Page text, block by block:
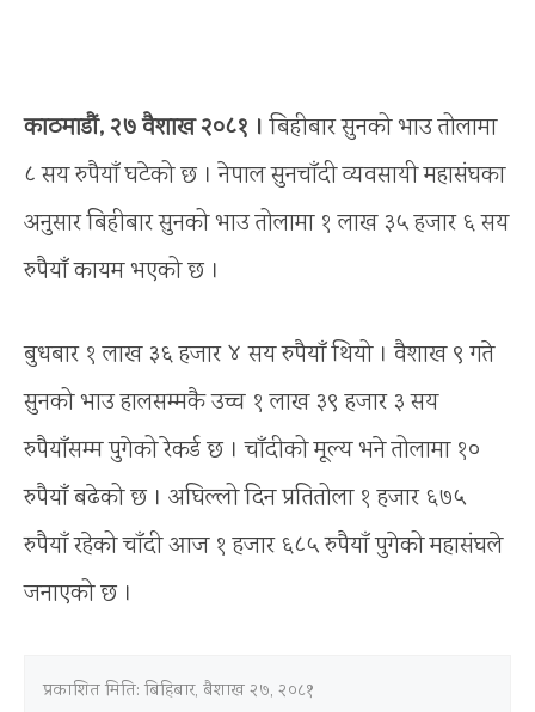
काठमाडौं, २७ वैशाख २०८१ । बिहीबार सुनको भाउ तोलामा
८ सय रुपैयाँ घटेको छ । नेपाल सुनचाँदी व्यवसायी महासंघका
अनुसार बिहीबार सुनको भाउ तोलामा १ लाख ३५ हजार ६ सय
रुपैयाँ कायम भएको छ ।
बुधबार १ लाख ३६ हजार ४ सय रुपैयाँ थियो । वैशाख ९ गते
सुनको भाउ हालसम्मकै उच्च १ लाख ३९ हजार ३ सय
रुपैयाँसम्म पुगेको रेकर्ड छ । चाँदीको मूल्य भने तोलामा १०
रुपैयाँ बढेको छ । अघिल्लो दिन प्रतितोला १ हजार ६७५
रुपैयाँ रहेको चाँदी आज १ हजार ६८५ रुपैयाँ पुगेको महासंघले
जनाएको छ ।
प्रकाशित मिति: बिहिबार, बैशाख २७, २०८१